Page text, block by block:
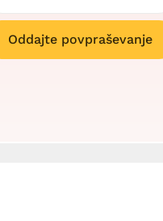
Oddajte povpraševanje